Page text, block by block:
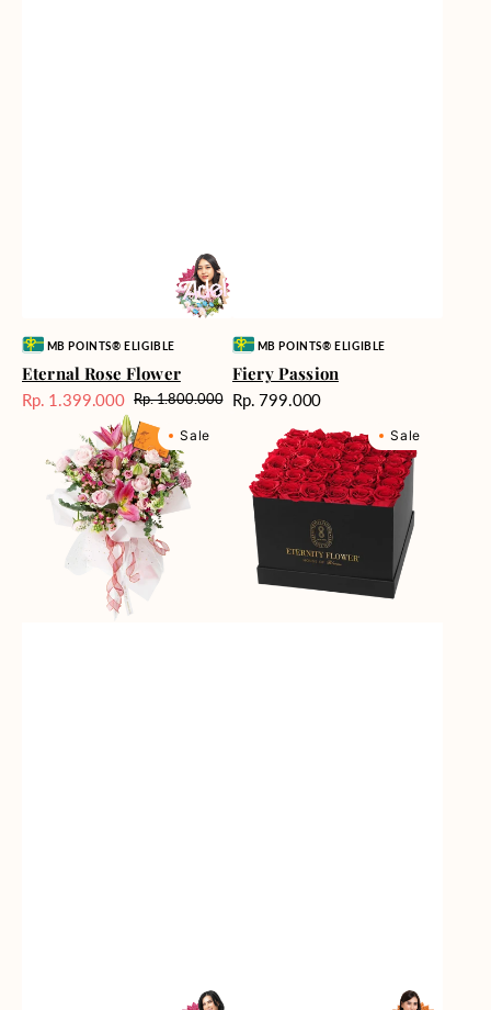
Vendor:MB POINTS® ELIGIBLE
Eternal Rose Flower
Harga
Rp. 1.399.000 Harga
reguler
Rp. 1.800.000
Vendor:MB POINTS® ELIGIBLE
Fiery Passion
Harga
Rp. 799.000
Sale
Supreme
Sale